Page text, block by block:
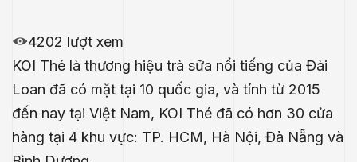
4202 lượt xem
KOI Thé là thương hiệu trà sữa nổi tiếng của Đài
Loan đã có mặt tại 10 quốc gia, và tính từ 2015
đến nay tại Việt Nam, KOI Thé đã có hơn 30 cửa
hàng tại 4 khu vực: TP. HCM, Hà Nội, Đà Nẵng và